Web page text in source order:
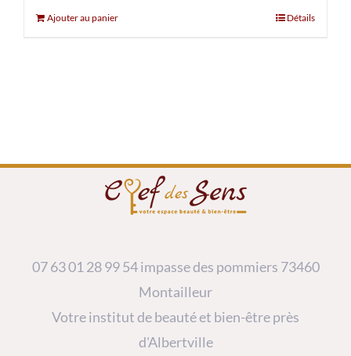
Ajouter au panier Détails
07 63 01 28 9954 impasse des pommiers 73460
Montailleur
Votre institut de beauté et bien-être près
d'Albertville